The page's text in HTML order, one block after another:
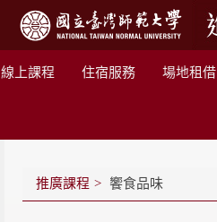
線上課程 住宿服務 場地租借
推廣課程 饗食品味